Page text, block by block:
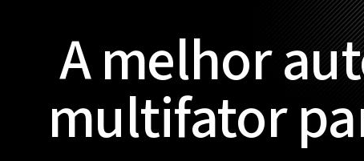
A melhor
multifator